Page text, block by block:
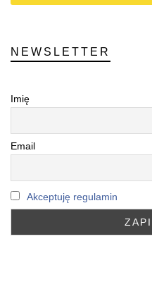
NEWSLETTER
Imię
Email
Akceptuję regulamin